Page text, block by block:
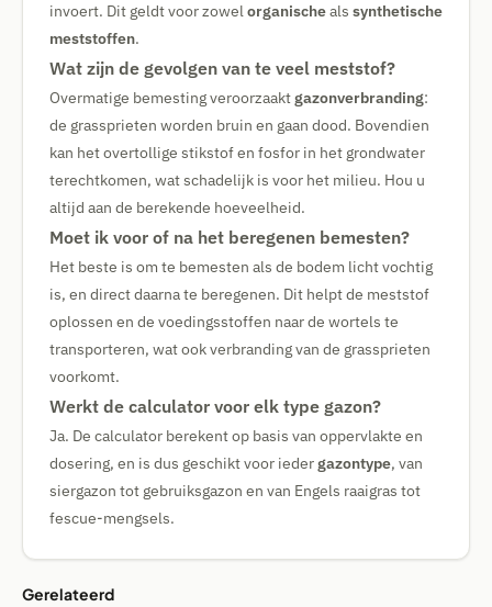
invoert. Dit geldt voor zowelorganischeals synthetische
meststoffen.
Wat zijn de gevolgen van te veel meststof?
Overmatige bemesting veroorzaaktgazonverbranding:
de grassprieten worden bruin en gaan dood. Bovendien
kan het overtollige stikstof en fosfor in het grondwater
terechtkomen, wat schadelijk is voor het milieu. Hou u
altijd aan de berekende hoeveelheid.
Moet ik voor of na het beregenen bemesten?
Het beste is om te bemesten als de bodem licht vochtig
is, en direct daarna te beregenen. Dit helpt de meststof
oplossen en de voedingsstoffen naar de wortels te
transporteren, wat ook verbranding van de grassprieten
voorkomt.
Werkt de calculator voor elk type gazon?
Ja. De calculator berekent op basis van oppervlakte en
dosering, en is dus geschikt voor iedergazontype, van
siergazon tot gebruiksgazon en van Engels raaigras tot
fescue-mengsels.
Gerelateerd